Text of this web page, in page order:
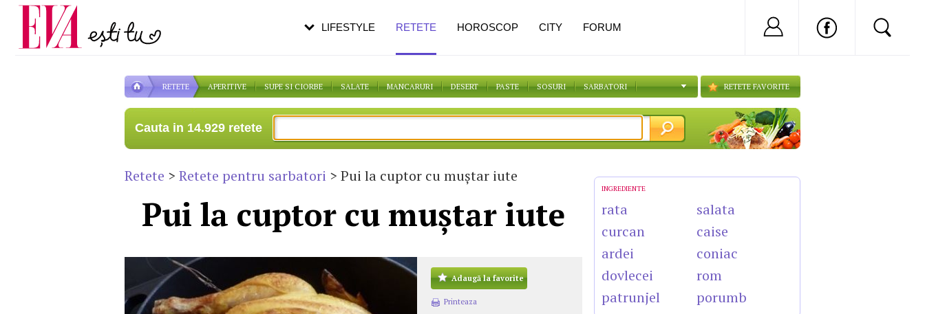
RETETE APERITIVE SUPE SI CIORBE SALATE MANCARURI DESERT PASTE SOSURI SARBATORI RETETE FAVORITE
Cauta in 14.929 retete
Retete > Retete pentru sarbatori > Pui la cuptor cu muştar iute
Pui la cuptor cu muştar iute
Adaugă la favorite
Printeaza
INGREDIENTE
rata
curcan
ardei
dovlecei
patrunjel
salata
caise
coniac
rom
porumb
LIFESTYLE RETETE HOROSCOP CITY FORUM Nu ai cont?
Carieră
Actualitate